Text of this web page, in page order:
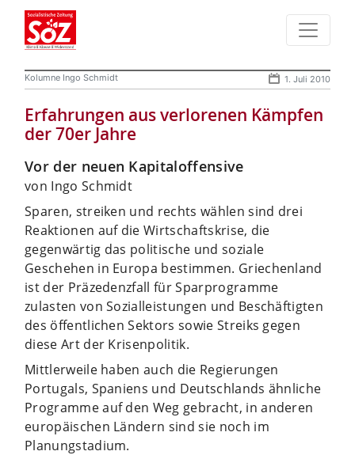
Kolumne Ingo Schmidt 1. Juli 2010
Erfahrungen aus verlorenen Kämpfen
der 70er Jahre
Vor der neuen Kapitaloffensive
von Ingo Schmidt
Sparen, streiken und rechts wählen sind drei
Reaktionen auf die Wirtschaftskrise, die
gegenwärtig das politische und soziale
Geschehen in Europa bestimmen. Griechenland
ist der Präzedenzfall für Sparprogramme
zulasten von Sozialleistungen und Beschäftigten
des öffentlichen Sektors sowie Streiks gegen
diese Art der Krisenpolitik.
Mittlerweile haben auch die Regierungen
Portugals, Spaniens und Deutschlands ähnliche
Programme auf den Weg gebracht, in anderen
europäischen Ländern sind sie noch im
Planungstadium.